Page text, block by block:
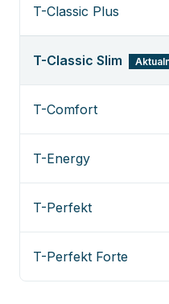
T-Classic Plus
T-Classic Slim
T-Comfort
T-Energy
T-Perfekt
T-Perfekt Forte